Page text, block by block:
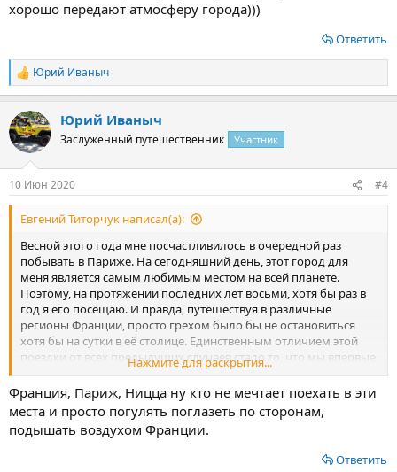
хорошо передают атмосферу города)))
Ответить
Р
е
к
ц
и
Юрий Иваныч
Юрий Иваныч
Заслуженный путешественник Участник
10 Июн 2020 #4
Евгений Титорчук написал(а):
Весной этого года мне посчастливилось в очередной раз
побывать в Париже. На сегодняшний день, этот город для
меня является самым любимым местом на всей планете.
Поэтому, на протяжении последних лет восьми, хотя бы раз в
год я его посещаю. И правда, путешествуя в различные
регионы Франции, просто грехом было бы не остановиться
хотя бы на сутки в её столице. Единственным отличием этой
поездки от всех предыдущих случаев стало то, что мы впервые
приехали сюда со своим шестилетним сыном, которого очень
хотелось познакомить с любимым местом. Вот и программу
составили соответствующую.
Посмотреть вложение 4435
Нажмите для раскрытия...
Франция, Париж, Ницца ну кто не мечтает поехать в эти
места и просто погулять поглазеть по сторонам,
подышать воздухом Франции.
Ответить